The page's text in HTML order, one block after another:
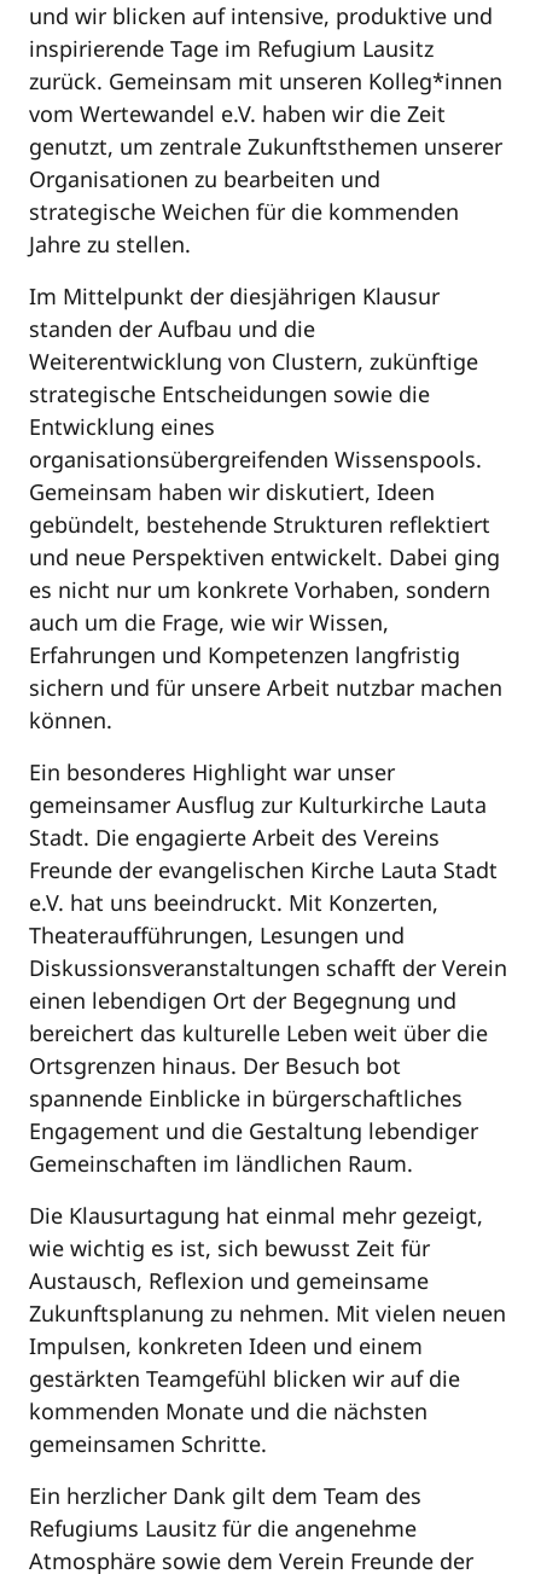
und wir blicken auf intensive, produktive und
inspirierende Tage im Refugium Lausitz
zurück. Gemeinsam mit unseren Kolleg*innen
vom Wertewandel e.V. haben wir die Zeit
genutzt, um zentrale Zukunftsthemen unserer
Organisationen zu bearbeiten und
strategische Weichen für die kommenden
Jahre zu stellen.
Im Mittelpunkt der diesjährigen Klausur
standen der Aufbau und die
Weiterentwicklung von Clustern, zukünftige
strategische Entscheidungen sowie die
Entwicklung eines
organisationsübergreifenden Wissenspools.
Gemeinsam haben wir diskutiert, Ideen
gebündelt, bestehende Strukturen reflektiert
und neue Perspektiven entwickelt. Dabei ging
es nicht nur um konkrete Vorhaben, sondern
auch um die Frage, wie wir Wissen,
Erfahrungen und Kompetenzen langfristig
sichern und für unsere Arbeit nutzbar machen
können.
Ein besonderes Highlight war unser
gemeinsamer Ausflug zur Kulturkirche Lauta
Stadt. Die engagierte Arbeit des Vereins
Freunde der evangelischen Kirche Lauta Stadt
e.V. hat uns beeindruckt. Mit Konzerten,
Theateraufführungen, Lesungen und
Diskussionsveranstaltungen schafft der Verein
einen lebendigen Ort der Begegnung und
bereichert das kulturelle Leben weit über die
Ortsgrenzen hinaus. Der Besuch bot
spannende Einblicke in bürgerschaftliches
Engagement und die Gestaltung lebendiger
Gemeinschaften im ländlichen Raum.
Die Klausurtagung hat einmal mehr gezeigt,
wie wichtig es ist, sich bewusst Zeit für
Austausch, Reflexion und gemeinsame
Zukunftsplanung zu nehmen. Mit vielen neuen
Impulsen, konkreten Ideen und einem
gestärkten Teamgefühl blicken wir auf die
kommenden Monate und die nächsten
gemeinsamen Schritte.
Ein herzlicher Dank gilt dem Team des
Refugiums Lausitz für die angenehme
Atmosphäre sowie dem Verein Freunde der